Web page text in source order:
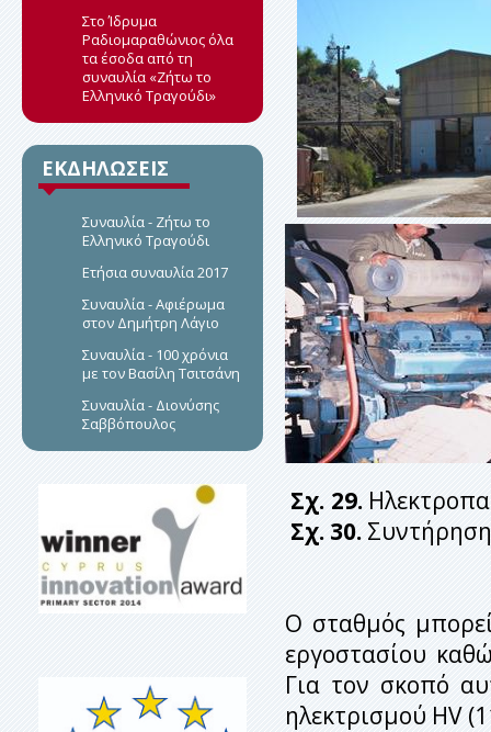
Σχ. 29.
Σχ. 30.
Ο σταθμός
εργοστασίου
Για τον σκοπό
ηλεκτρισμού HV
Στο Ίδρυμα
Ραδιομαραθώνιος όλα
τα έσοδα από τη
συναυλία «Ζήτω το
Ελληνικό Τραγούδι»
ΕΚΔΗΛΩΣΕΙΣ
Συναυλία - Ζήτω το
Ελληνικό Τραγούδι
Eτήσια συναυλία 2017
Συναυλία - Αφιέρωμα
στον Δημήτρη Λάγιο
Συναυλία - 100 χρόνια
με τον Βασίλη Τσιτσάνη
Συναυλία - Διονύσης
Σαββόπουλος